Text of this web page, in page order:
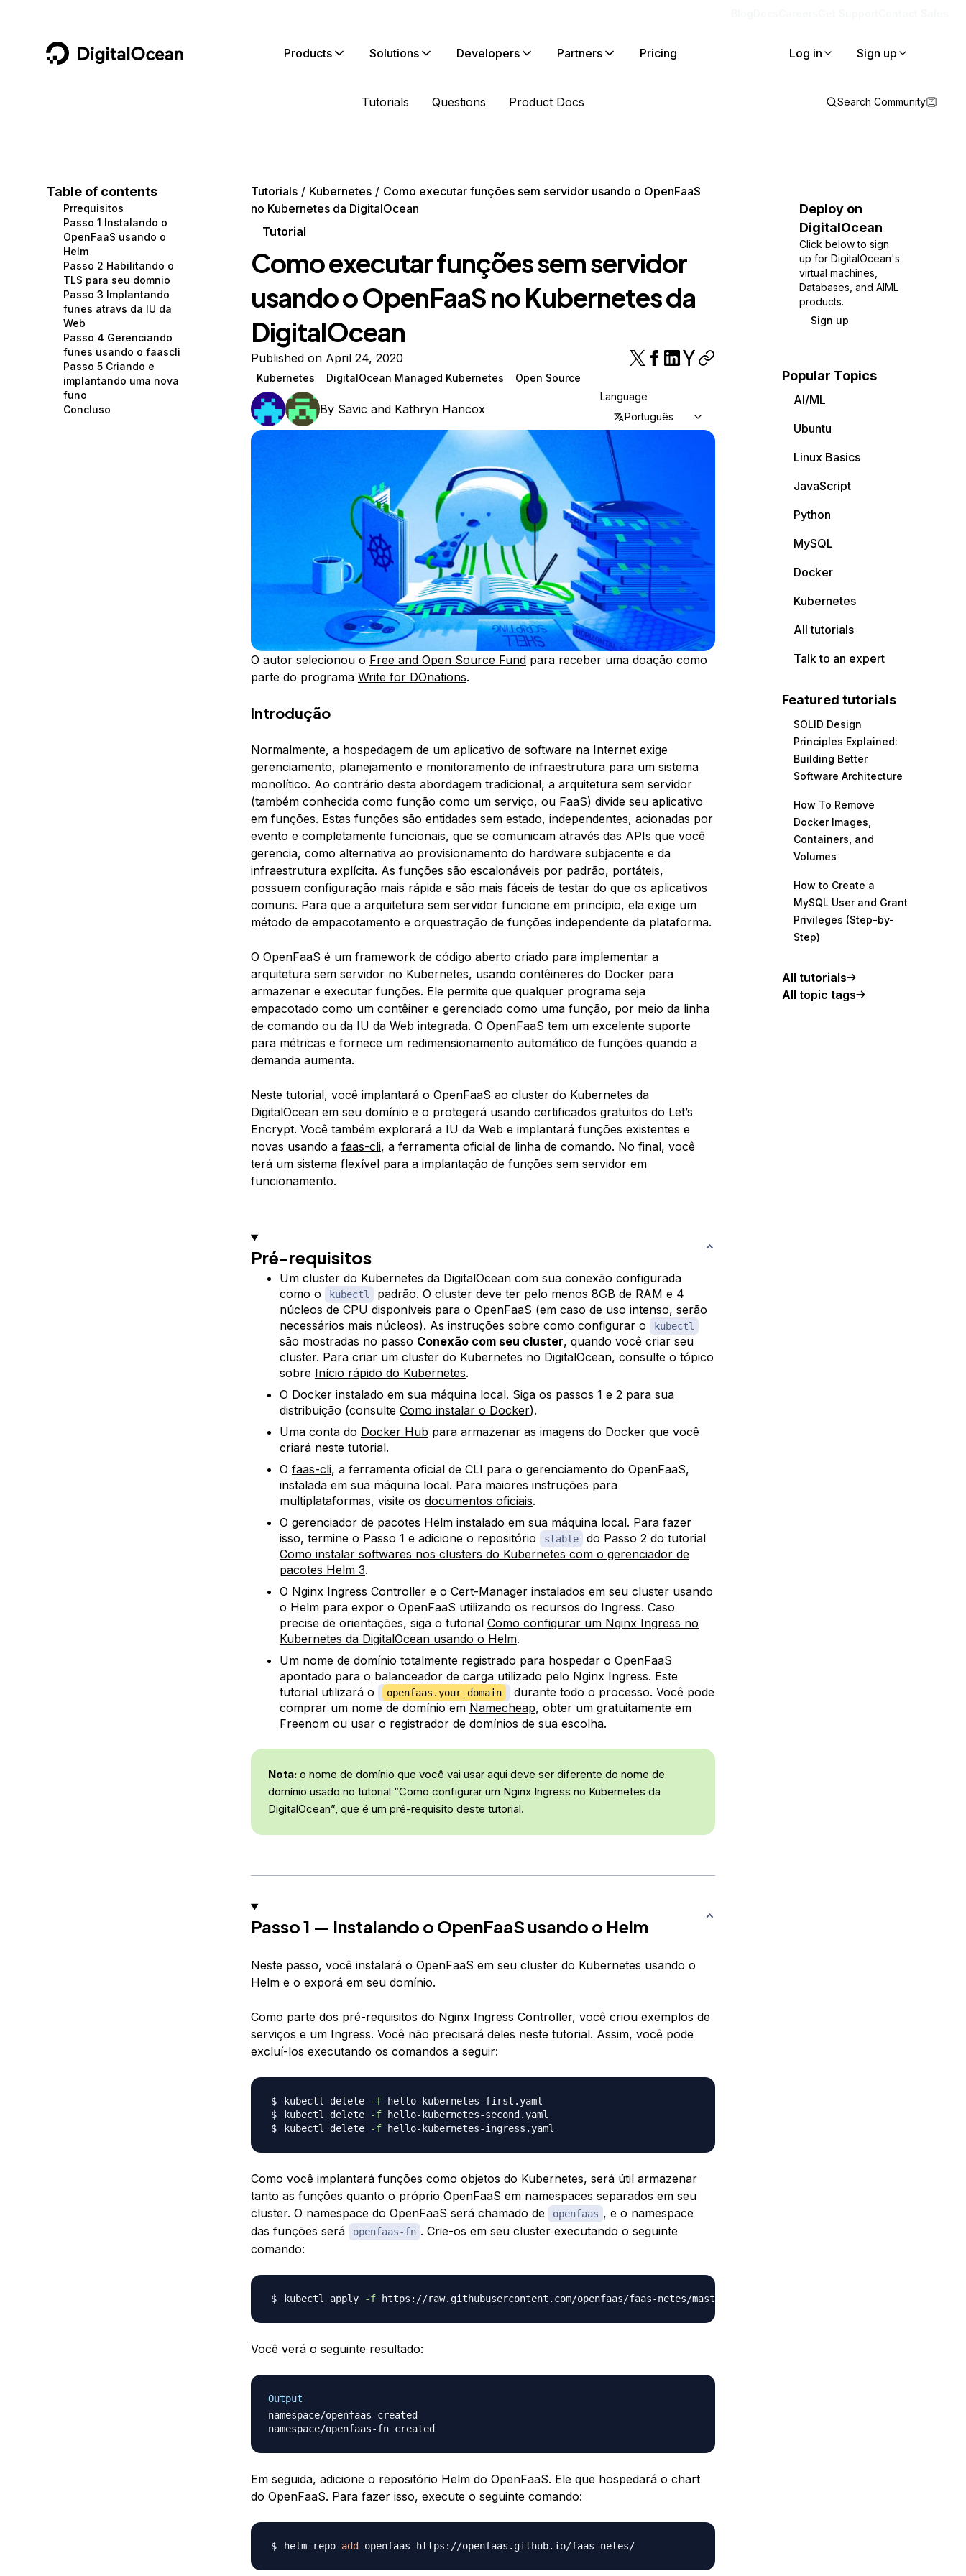
DigitalOcean Products
Containers and Images
Managed Databases
Management and Dev Tools
Networking
Security
Storage
Browse all products
Solutions
Data and IoT
Developer Tools
Gaming and Media
Hosting
Security and Networking
Startups and SMBs
Web and App Platforms
See all solutions
Developers
Developer Tools
Get Involved
Utilities and Help
Partners Pricing Log in Sign up
Tutorials Questions Product Docs Search Community
Table of contents
Prrequisitos
Passo 1 Instalando o
OpenFaaS usando o
Helm
Passo 2 Habilitando o
TLS para seu domnio
Passo 3 Implantando
funes atravs da IU da
Web
Passo 4 Gerenciando
funes usando o faascli
Passo 5 Criando e
implantando uma nova
funo
Concluso
Tutorials Kubernetes
Como executar funções sem servidor usando o OpenFaaS
no Kubernetes da DigitalOcean
Tutorial
Como executar funções sem servidor
usando o OpenFaaS no Kubernetes da
DigitalOcean
Published on April 24, 2020
Kubernetes DigitalOcean Managed Kubernetes Open Source
By Savic and Kathryn Hancox
Language
Português
O autor selecionou o Free and Open Source Fundpara receber uma doação como
parte do programa Write for DOnations.
Introdução
Normalmente, a hospedagem de um aplicativo de software na Internet exige
gerenciamento, planejamento e monitoramento de infraestrutura para um sistema
monolítico. Ao contrário desta abordagem tradicional, a arquitetura sem servidor
(também conhecida como função como um serviço, ou FaaS) divide seu aplicativo
em funções. Estas funções são entidades sem estado, independentes, acionadas por
evento e completamente funcionais, que se comunicam através das APIs que você
gerencia, como alternativa ao provisionamento do hardware subjacente e da
infraestrutura explícita. As funções são escalonáveis por padrão, portáteis,
possuem configuração mais rápida e são mais fáceis de testar do que os aplicativos
comuns. Para que a arquitetura sem servidor funcione em princípio, ela exige um
método de empacotamento e orquestração de funções independente da plataforma.
O OpenFaaS é um framework de código aberto criado para implementar a
arquitetura sem servidor no Kubernetes, usando contêineres do Docker para
armazenar e executar funções. Ele permite que qualquer programa seja
empacotado como um contêiner e gerenciado como uma função, por meio da linha
de comando ou da IU da Web integrada. O OpenFaaS tem um excelente suporte
para métricas e fornece um redimensionamento automático de funções quando a
demanda aumenta.
Neste tutorial, você implantará o OpenFaaS ao cluster do Kubernetes da
DigitalOcean em seu domínio e o protegerá usando certificados gratuitos do Let’s
Encrypt. Você também explorará a IU da Web e implantará funções existentes e
novas usando a faas-cli, a ferramenta oficial de linha de comando. No final, você
terá um sistema flexível para a implantação de funções sem servidor em
funcionamento.
Pré-requisitos
Um cluster do Kubernetes da DigitalOcean com sua conexão configurada
como o
kubectl
padrão. O cluster deve ter pelo menos 8GB de RAM e 4
núcleos de CPU disponíveis para o OpenFaaS (em caso de uso intenso, serão
necessários mais núcleos). As instruções sobre como configurar o
kubectl
são mostradas no passo Conexão com seu cluster, quando você criar seu
cluster. Para criar um cluster do Kubernetes no DigitalOcean, consulte o tópico
sobre Início rápido do Kubernetes.
O Docker instalado em sua máquina local. Siga os passos 1 e 2 para sua
distribuição (consulte Como instalar o Docker).
Uma conta do Docker Hub para armazenar as imagens do Docker que você
criará neste tutorial.
O faas-cli, a ferramenta oficial de CLI para o gerenciamento do OpenFaaS,
instalada em sua máquina local. Para maiores instruções para
multiplataformas, visite os documentos oficiais.
O gerenciador de pacotes Helm instalado em sua máquina local. Para fazer
isso, termine o Passo 1 e adicione o repositório
stable
do Passo 2 do tutorial
Como instalar softwares nos clusters do Kubernetes com o gerenciador de
pacotes Helm 3.
O Nginx Ingress Controller e o Cert-Manager instalados em seu cluster usando
o Helm para expor o OpenFaaS utilizando os recursos do Ingress. Caso
precise de orientações, siga o tutorial Como configurar um Nginx Ingress no
Kubernetes da DigitalOcean usando o Helm.
Um nome de domínio totalmente registrado para hospedar o OpenFaaS
apontado para o balanceador de carga utilizado pelo Nginx Ingress. Este
tutorial utilizará o
openfaas.your_domain
durante todo o processo. Você pode
comprar um nome de domínio em Namecheap, obter um gratuitamente em
Freenomou usar o registrador de domínios de sua escolha.
Nota:o nome de domínio que você vai usar aqui deve ser diferente do nome de
domínio usado no tutorial “Como configurar um Nginx Ingress no Kubernetes da
DigitalOcean”, que é um pré-requisito deste tutorial.
Passo 1 — Instalando o OpenFaaS usando o Helm
Neste passo, você instalará o OpenFaaS em seu cluster do Kubernetes usando o
Helm e o exporá em seu domínio.
Como parte dos pré-requisitos do Nginx Ingress Controller, você criou exemplos de
serviços e um Ingress. Você não precisará deles neste tutorial. Assim, você pode
excluí-los executando os comandos a seguir:
kubectl delete -f
kubectl delete
-f
kubectl delete
-f
Como você implantará funções como objetos do Kubernetes, será útil armazenar
tanto as funções quanto o próprio OpenFaaS em namespaces separados em seu
cluster. O namespace do OpenFaaS será chamado de
openfaas , e o namespace
das funções será
openfaas-fn . Crie-os em seu cluster executando o seguinte
comando:
kubectl apply -f
Você verá o seguinte resultado:
Output
namespace/openfaas created
namespace/openfaas-fn created
Em seguida, adicione o repositório Helm do OpenFaaS. Ele que hospedará o chart
do OpenFaaS. Para fazer isso, execute o seguinte comando:
helm repo add openfaas https://openfaas.github.io/faas-netes/
Deploy on
DigitalOcean
Click below to sign
up for DigitalOcean's
virtual machines,
Databases, and AIML
products.
Sign up
Popular Topics
AI/ML
Ubuntu
Linux Basics
JavaScript
Python
MySQL
Docker
Kubernetes
All tutorials
Talk to an expert
Featured tutorials
SOLID Design
Principles Explained:
Building Better
Software Architecture
How To Remove
Docker Images,
Containers, and
Volumes
How to Create a
MySQL User and Grant
Privileges (Step-by-
Step)
All tutorials
All topic tags